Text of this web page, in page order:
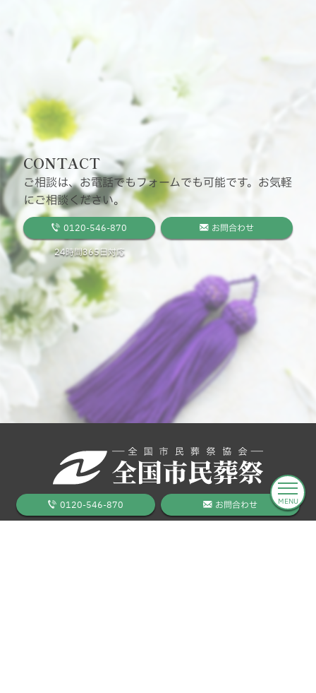
MENU
CONTACT
ご相談は、お電話でもフォームでも可能です。お気軽
にご相談ください。
0120-546-870
24時間365日対応
お問合わせ
0120-546-870 お問合わせ